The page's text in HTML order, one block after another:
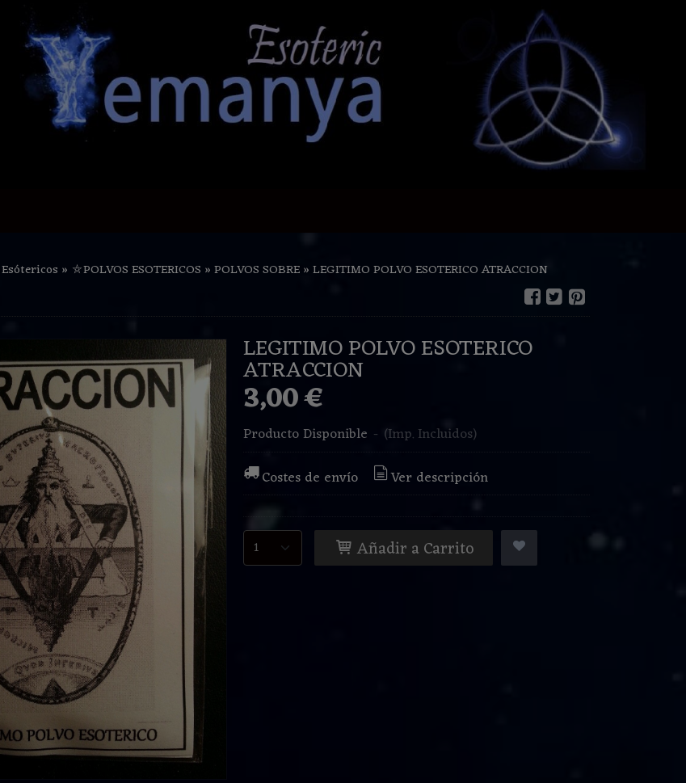
» ⛤POLVOS ESOTERICOS »POLVOS SOBRE»LEGITIMO POLVO ESOTERICO ATRACCION
LEGITIMO POLVO ESOTERICO
ATRACCION
3,00 €
Producto Disponible - (Imp. Incluidos)
Costes de envío
Ver descripción
Añadir a Carrito